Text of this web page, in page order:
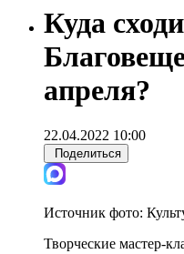
Куда
апреля?
22.04.2022 10:00
Поделиться
Источник фото:
Творческие мастер-